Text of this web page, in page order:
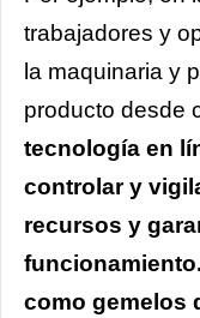
trabajadores y
la maquinaria y
producto desde
tecnología en
controlar y
recursos y
como gemelos